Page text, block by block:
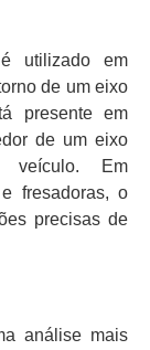
utilizado em
de um eixo
presente em
de um eixo
veículo. Em
fresadoras, o
precisas de
análise mais